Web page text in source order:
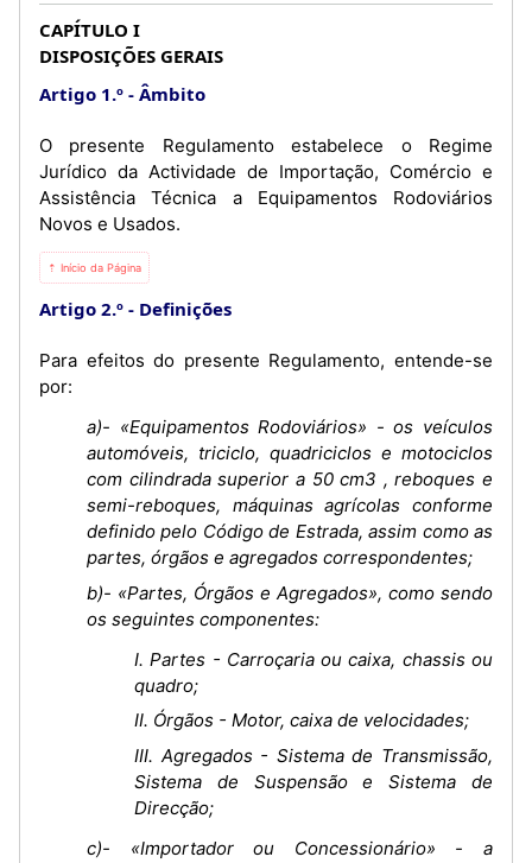
CAPÍTULO I
DISPOSIÇÕES GERAIS
Artigo 1.º
Âmbito
O presente Regulamento estabelece o Regime
Jurídico da Actividade de Importação, Comércio e
Assistência Técnica a Equipamentos Rodoviários
Novos e Usados.
⇡ Início da Página
Artigo 2.º Definições
Para efeitos do presente Regulamento, entende-se
por:
a)- «Equipamentos Rodoviários» - os veículos
automóveis, triciclo, quadriciclos e motociclos
com cilindrada superior a 50 cm3 , reboques e
semi-reboques, máquinas agrícolas conforme
definido pelo Código de Estrada, assim como as
partes, órgãos e agregados correspondentes;
b)- «Partes, Órgãos e Agregados», como sendo
os seguintes componentes:
I. Partes - Carroçaria ou caixa, chassis ou
quadro;
II. Órgãos - Motor, caixa de velocidades;
III. Agregados - Sistema de Transmissão,
Sistema de Suspensão e Sistema de
Direcção;
c)- «Importador ou Concessionário» - a